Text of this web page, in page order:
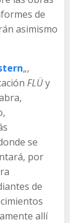
de
asimismo
„,
FLÜy
se
por
de
allí